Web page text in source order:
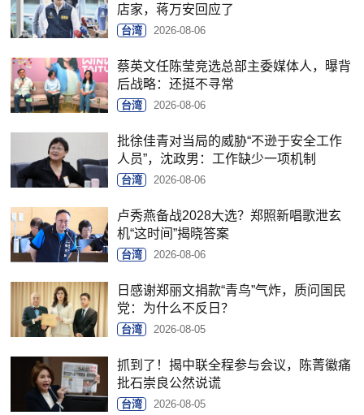
店家，蒋万安回应了
台湾 2026-08-06
蔡英文任陈莹竞选总部主委媒体人，曝背
后战略：还挺不寻常
台湾 2026-08-06
批徐佳青对当局的威胁“不逊于安全工作
人员”，沈政男：工作缺少一项机制
台湾 2026-08-06
卢秀燕备战2028大选？郑照新唱歌泄玄
机“这时间”揭晓答案
台湾 2026-08-06
日感谢郑丽文捐款“青鸟”气炸，质问国民
党：为什么不反日？
台湾 2026-08-05
抓到了！揭中联全程参与会议，陈菁徽痛
批石崇良公然说谎
台湾 2026-08-05